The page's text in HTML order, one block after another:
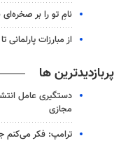
نامِ تو را بر
از مبارزات پارلمانی
پربازدیدترین ها
دستگیری عامل
مجازی
ترامپ: فکر می‌کنم